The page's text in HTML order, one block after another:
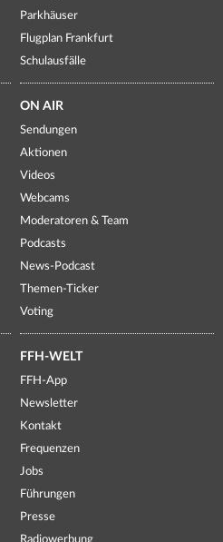
Parkhäuser
Flugplan Frankfurt
Schulausfälle
ON AIR
Sendungen
Aktionen
Videos
Webcams
Moderatoren & Team
Podcasts
News-Podcast
Themen-Ticker
Voting
FFH-WELT
FFH-App
Newsletter
Kontakt
Frequenzen
Jobs
Führungen
Presse
Radiowerbung